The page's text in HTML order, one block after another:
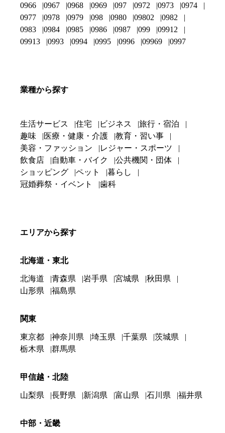
0966
0967 0968 0969 097 0972 0973
0974
0977
0978 0979 098 0980 09802
0982
0983
0984 0985 0986 0987 099
09912
09913
0993 0994 0995 0996 09969 0997
業種から探す
生活サービス 住宅 ビジネス
旅行・宿泊
趣味
医療・健康・介護
教育・習い事
美容・ファッション
レジャー・スポーツ
飲食店
自動車・バイク
公共機関・団体
ショッピング
ペット
暮らし
冠婚葬祭・イベント
歯科
エリアから探す
北海道・東北
北海道 青森県 岩手県 宮城県
秋田県
山形県
福島県
関東
東京都 神奈川県 埼玉県 千葉県
茨城県
栃木県
群馬県
甲信越・北陸
山梨県 長野県 新潟県 富山県 石川県 福井県
中部・近畿